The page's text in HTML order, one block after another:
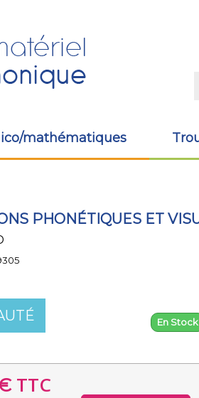
mathématiques
PHONÉTIQUES ET
En Stock
TTC